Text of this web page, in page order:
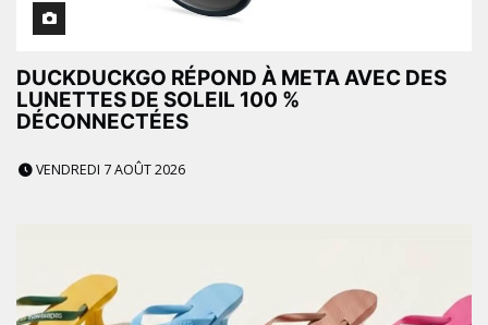
DUCKDUCKGO RÉPOND À META AVEC DES
LUNETTES DE SOLEIL 100 %
DÉCONNECTÉES
VENDREDI 7 AOÛT 2026